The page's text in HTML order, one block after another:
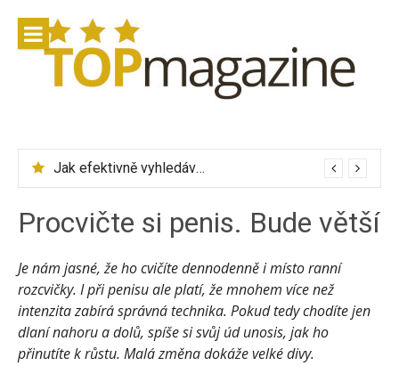
obsah
Jak efektivně vyhledávat letenky přes Skyscanner
Procvičte si penis. Bude větší
Je nám jasné, že ho cvičíte dennodenně i místo ranní
rozcvičky. I při penisu ale platí, že mnohem více než
intenzita zabírá správná technika. Pokud tedy chodíte jen
dlaní nahoru a dolů, spíše si svůj úd unosis, jak ho
přinutíte k růstu. Malá změna dokáže velké divy.